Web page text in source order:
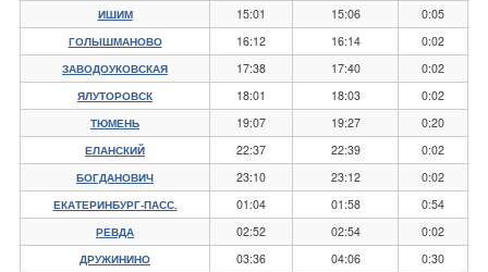
ИШИМ 15:01 15:06 0:05
ГОЛЫШМАНОВО 16:12 16:14 0:02
ЗАВОДОУКОВСКАЯ 17:38 17:40 0:02
ЯЛУТОРОВСК 18:01 18:03 0:02
ТЮМЕНЬ 19:07 19:27 0:20
ЕЛАНСКИЙ 22:37 22:39 0:02
БОГДАНОВИЧ 23:10 23:12 0:02
ЕКАТЕРИНБУРГ-ПАСС. 01:04 01:58 0:54
РЕВДА 02:52 02:54 0:02
ДРУЖИНИНО 03:36 04:06 0:30